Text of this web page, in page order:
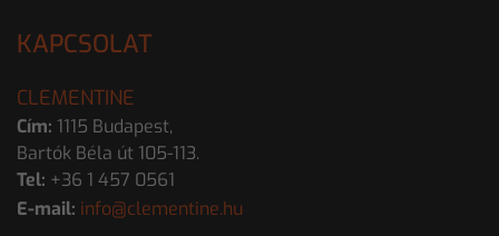
KAPCSOLAT
CLEMENTINE
Cím: 1115 Budapest,
Bartók Béla út 105-113.
Tel: +36 1 457 0561
E-mail: info@clementine.hu